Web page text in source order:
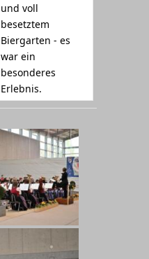
und voll
besetztem
Biergarten - es
war ein
besonderes
Erlebnis.